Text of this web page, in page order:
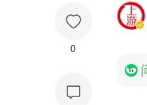
0